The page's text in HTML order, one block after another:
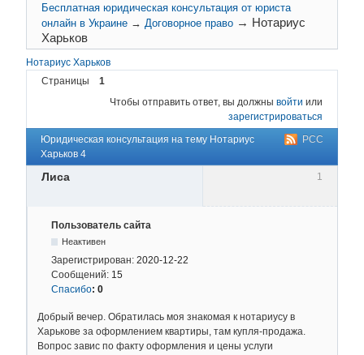
Нотариус Харьков
Страницы
1
Чтобы отправить ответ, вы должны войти или
зарегистрироваться
РСС
Юридическая консультация на тему Нотариус
Харьков 4
1
Лиса
Пользователь сайта
Неактивен
Зарегистрирован: 2020-12-22
Сообщений: 15
Спасибо: 0
Добрый вечер. Обратилась моя знакомая к нотариусу в
Харькове за оформлением квартиры, там купля-продажа.
Вопрос завис по факту оформления и цены услуги
Бесплатная юридическая консультация от юриста
онлайн в Украине → Договорное право → Нотариус
Харьков